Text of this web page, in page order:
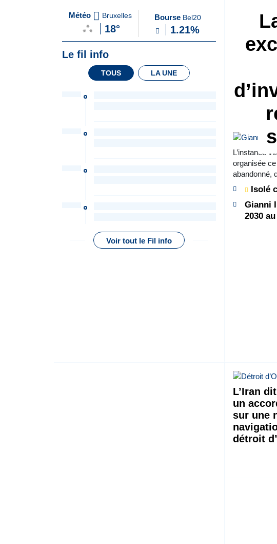
du Soir
Une
L’instance
organisée
abandonné,
Isolé
Gianni
2030
L’Iran
un
sur une
détroit
Météo Bruxelles
18°
Bourse Bel20
1.21%
Le fil info
LA UNE
TOUS
Voir tout le Fil info